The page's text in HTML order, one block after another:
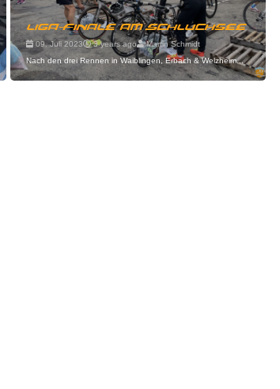
Liga-Finale am Schluchsee
09. Juli 2023 3 years ago
Martin Schmidt
Nach den drei Rennen in Waiblingen, Erbach & Welzheim...